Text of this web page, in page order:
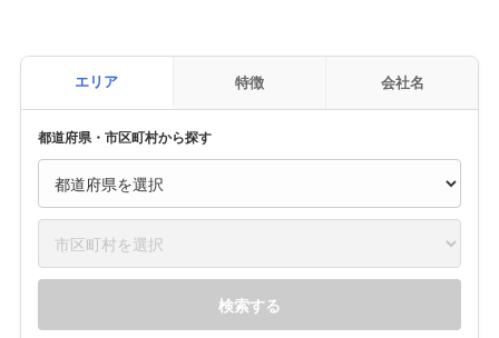
エリア 特徴 会社名
都道府県・市区町村から探す
検索する